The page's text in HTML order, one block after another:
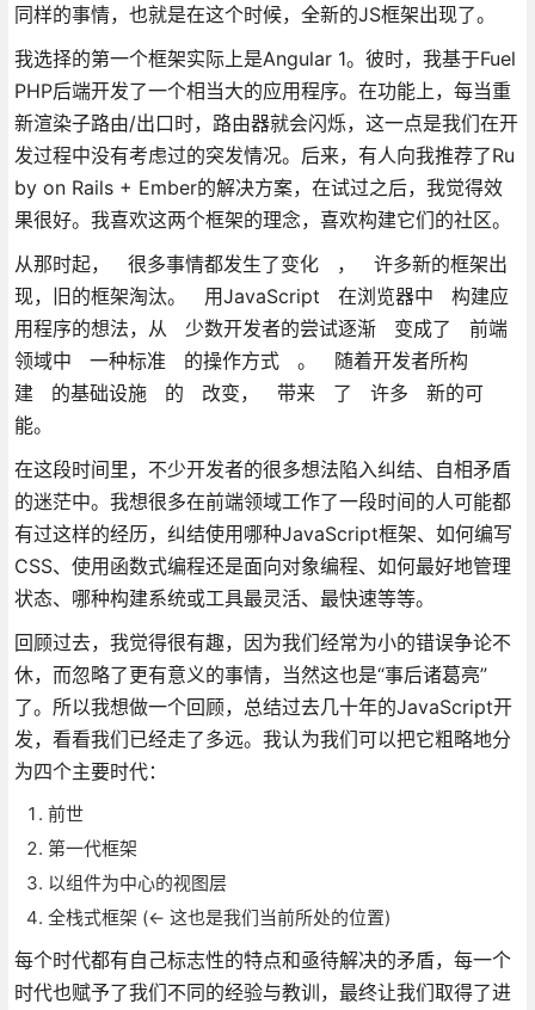
同样的事情，也就是在这个时候，全新的JS框架出现了。
我选择的第一个框架实际上是Angular 1。彼时，我基于Fuel
PHP后端开发了一个相当大的应用程序。在功能上，每当重
新渲染子路由/出口时，路由器就会闪烁，这一点是我们在开
发过程中没有考虑过的突发情况。后来，有人向我推荐了Ru
by on Rails + Ember的解决方案，在试过之后，我觉得效
果很好。我喜欢这两个框架的理念，喜欢构建它们的社区。
从那时起， 很多事情都发生了变化 ， 许多新的框架出
现，旧的框架淘汰。 用JavaScript 在浏览器中 构建应
用程序的想法，从 少数开发者的尝试逐渐 变成了 前端
领域中 一种标准 的操作方式 。 随着开发者所构
建 的基础设施 的 改变， 带来 了 许多 新的可
能。
在这段时间里，不少开发者的很多想法陷入纠结、自相矛盾
的迷茫中。我想很多在前端领域工作了一段时间的人可能都
有过这样的经历，纠结使用哪种JavaScript框架、如何编写
CSS、使用函数式编程还是面向对象编程、如何最好地管理
状态、哪种构建系统或工具最灵活、最快速等等。
回顾过去，我觉得很有趣，因为我们经常为小的错误争论不
休，而忽略了更有意义的事情，当然这也是“事后诸葛亮”
了。所以我想做一个回顾，总结过去几十年的JavaScript开
发，看看我们已经走了多远。我认为我们可以把它粗略地分
为四个主要时代：
前世
第一代框架
以组件为中心的视图层
全栈式框架 (← 这也是我们当前所处的位置)
每个时代都有自己标志性的特点和亟待解决的矛盾，每一个
时代也赋予了我们不同的经验与教训，最终让我们取得了进